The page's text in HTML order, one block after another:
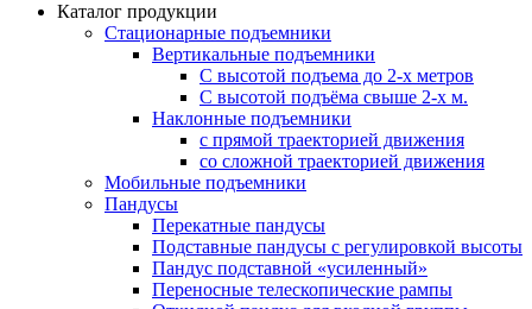
Каталог продукции
Стационарные подъемники
Вертикальные подъемники
С высотой подъема до 2-х метров
С высотой подъёма свыше 2-х м.
Наклонные подъемники
с прямой траекторией движения
со сложной траекторией движения
Мобильные подъемники
Пандусы
Перекатные пандусы
Подставные пандусы с регулировкой выcоты
Пандус подставной «усиленный»
Переносные телескопические рампы